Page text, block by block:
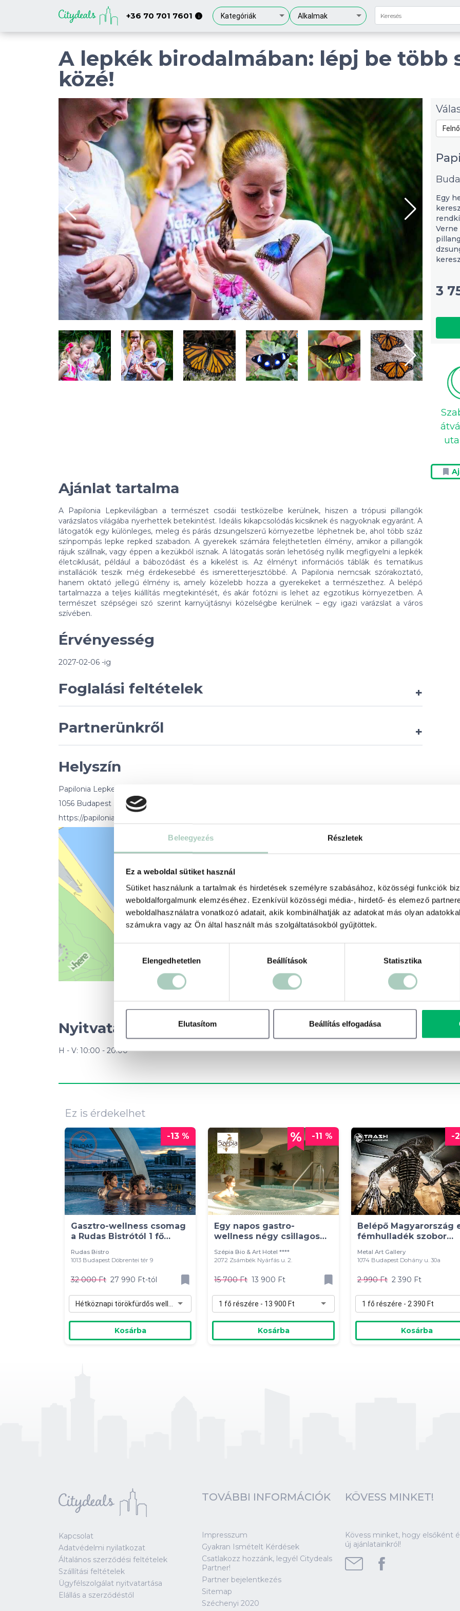
Beleegyezés Részletek
Ez a weboldal sütiket használ
Sütiket használunk a tartalmak és hirdetések személyre szabásához, közösségi funkciók
weboldalforgalmunk elemzéséhez. Ezenkívül közösségi média-, hirdető- és elemező
weboldalhasználatra vonatkozó adatait, akik kombinálhatják az adatokat más olyan
számukra vagy az Ön által használt más szolgáltatásokból gyűjtöttek.
kiválasztásaElengedhetetlen Beállítások Statisztika
Elutasítom Beállítás elfogadása
+36 70 701 7601 i Kategóriák Alkalmak
A lepkék birodalmában: lépj be több
közé!
Egy
Verne
3
Ajánlat tartalma
A Papilonia Lepkevilágban a természet csodái testközelbe kerülnek, hiszen a trópusi pillangók
varázslatos világába nyerhettek betekintést. Ideális kikapcsolódás kicsiknek és nagyoknak egyaránt. A
látogatók egy különleges, meleg és párás dzsungelszerű környezetbe léphetnek be, ahol több száz
színpompás lepke repked szabadon. A gyerekek számára felejthetetlen élmény, amikor a pillangók
rájuk szállnak, vagy éppen a kezükből isznak. A látogatás során lehetőség nyílik megfigyelni a lepkék
életciklusát, például a bábozódást és a kikelést is. Az élményt információs táblák és tematikus
installációk teszik még érdekesebbé és ismeretterjesztőbbé. A Papilonia nemcsak szórakoztató,
hanem oktató jellegű élmény is, amely közelebb hozza a gyerekeket a természethez. A belépő
tartalmazza a teljes kiállítás megtekintését, és akár fotózni is lehet az egzotikus környezetben. A
természet szépségei szó szerint karnyújtásnyi közelségbe kerülnek – egy igazi varázslat a város
szívében.
Érvényesség
2027-02-06 -ig
Foglalási feltételek +
Partnerünkről +
Helyszín
Papilonia Lepkevilág
1056 Budapest Belgrád rkp. 6
https://papilonia.hu/hu
© 1987–2026 HERE
Nyitvatartás
H - V: 10:00 - 20:00
Ez is érdekelhet
-13 %
Gasztro-wellness csomag
a Rudas Bistrótól 1 fő
Rudas Bistro
1013 Budapest Döbrentei tér 9
32 000 Ft 27 990 Ft-tól
Kosárba
-11 %
Egy napos gastro-
wellness négy csillagos
Szépia Bio & Art Hotel ****
2072 Zsámbék Nyárfás u. 2.
15 700 Ft 13 900 Ft
1 fő részére - 13 900 Ft
Kosárba
-
Belépő Magyarország
fémhulladék szobor
Metal Art Gallery
1074 Budapest Dohány u. 30a
2 990 Ft 2 390 Ft
1 fő részére - 2 390 Ft
Kosárba
Kapcsolat
Adatvédelmi nyilatkozat
Általános szerződési feltételek
Szállítási feltételek
Ügyfélszolgálat nyitvatartása
Elállás a szerződéstől
TOVÁBBI INFORMÁCIÓK
Impresszum
Gyakran Ismételt Kérdések
Csatlakozz hozzánk, legyél Citydeals
Partner!
Partner bejelentkezés
Sitemap
Széchenyi 2020
KÖVESS MINKET!
Kövess minket, hogy elsőként
új ajánlatainkról!